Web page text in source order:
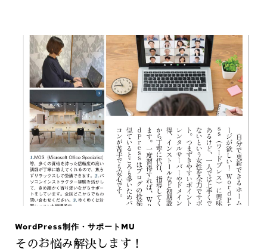
WordPress制作・サポートMU
そのお悩み解決します！